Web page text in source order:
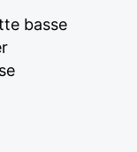
basse